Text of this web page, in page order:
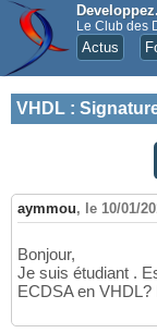
Le Club des
Actus
VHDL :
aymmou, le 10/01/
Bonjour,
Je suis étudiant .
ECDSA en VHDL?